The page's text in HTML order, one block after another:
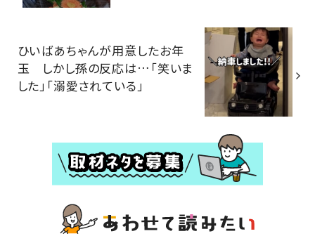
ひいばあちゃんが用意したお年
玉 しかし孫の反応は…「笑いま
した」「溺愛されている」